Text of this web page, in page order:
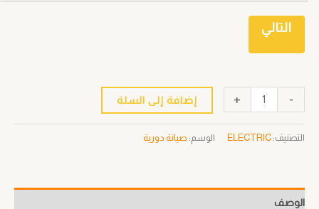
التالي
-
+ إضافة إلى السلة
التصنيف: ELECTRIC الوسم: صيانة دورية
الوصف